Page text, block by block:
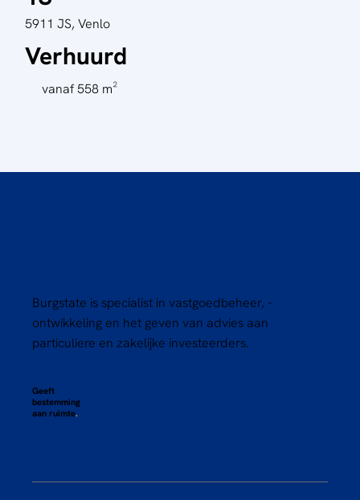
5911 JS, Venlo
Verhuurd
vanaf 558 m²
Burgstate is specialist in vastgoedbeheer, -
ontwikkeling en het geven van advies aan
particuliere en zakelijke investeerders.
Geeft
bestemming
aan ruimte.